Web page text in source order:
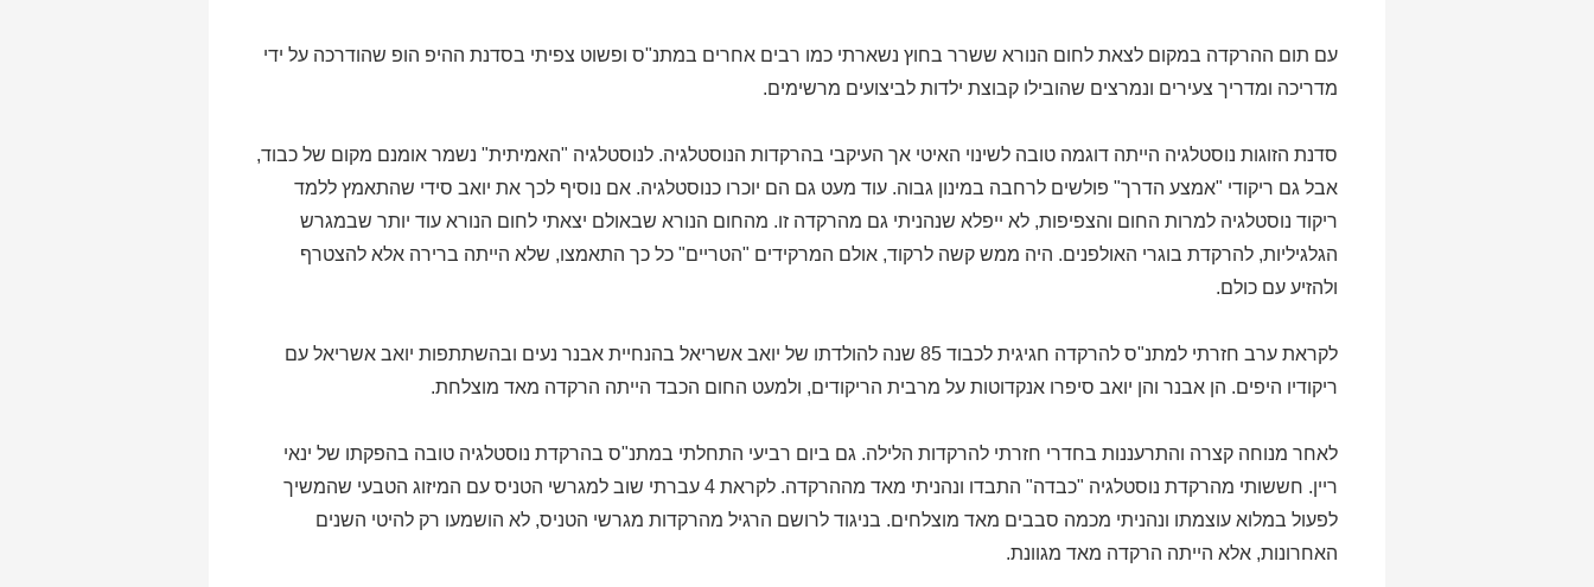
עם תום ההרקדה במקום לצאת לחום הנורא ששרר בחוץ נשארתי כמו רבים אחרים במתנ"ס ופשוט צפיתי בסדנת ההיפ הופ שהודרכה על ידי
מדריכה ומדריך צעירים ונמרצים שהובילו קבוצת ילדות לביצועים מרשימים.
סדנת הזוגות נוסטלגיה הייתה דוגמה טובה לשינוי האיטי אך העיקבי בהרקדות הנוסטלגיה. לנוסטלגיה "האמיתית" נשמר אומנם מקום של כבוד,
אבל גם ריקודי "אמצע הדרך" פולשים לרחבה במינון גבוה. עוד מעט גם הם יוכרו כנוסטלגיה. אם נוסיף לכך את יואב סידי שהתאמץ ללמד
ריקוד נוסטלגיה למרות החום והצפיפות, לא ייפלא שנהניתי גם מהרקדה זו. מהחום הנורא שבאולם יצאתי לחום הנורא עוד יותר שבמגרש
הגלגיליות, להרקדת בוגרי האולפנים. היה ממש קשה לרקוד, אולם המרקידים "הטריים" כל כך התאמצו, שלא הייתה ברירה אלא להצטרף
ולהזיע עם כולם.
לקראת ערב חזרתי למתנ"ס להרקדה חגיגית לכבוד 85 שנה להולדתו של יואב אשריאל בהנחיית אבנר נעים ובהשתתפות יואב אשריאל עם
ריקודיו היפים. הן אבנר והן יואב סיפרו אנקדוטות על מרבית הריקודים, ולמעט החום הכבד הייתה הרקדה מאד מוצלחת.
לאחר מנוחה קצרה והתרעננות בחדרי חזרתי להרקדות הלילה. גם ביום רביעי התחלתי במתנ"ס בהרקדת נוסטלגיה טובה בהפקתו של ינאי
ריין. חששותי מהרקדת נוסטלגיה "כבדה" התבדו ונהניתי מאד מההרקדה. לקראת 4 עברתי שוב למגרשי הטניס עם המיזוג הטבעי שהמשיך
לפעול במלוא עוצמתו ונהניתי מכמה סבבים מאד מוצלחים. בניגוד לרושם הרגיל מהרקדות מגרשי הטניס, לא הושמעו רק להיטי השנים
האחרונות, אלא הייתה הרקדה מאד מגוונת.